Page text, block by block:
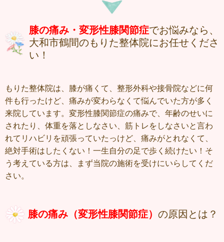
膝の痛み・変形性膝関節症でお悩みなら、
大和市鶴間のもりた整体院にお任せくださ
い！
もりた整体院は、膝が痛くて、整形外科や接骨院などに何
件も行ったけど、痛みが変わらなくて悩んでいた方が多く
来院しています。変形性膝関節症の痛みで、年齢のせいに
されたり、体重を落としなさい、筋トレをしなさいと言わ
れてリハビリを頑張っていたっけど、痛みがとれなくて、
絶対手術はしたくない！一生自分の足で歩く続けたい！そ
う考えている方は、まず当院の施術を受けにいらしてくだ
さい。
膝の痛み（変形性膝関節症） の原因とは？